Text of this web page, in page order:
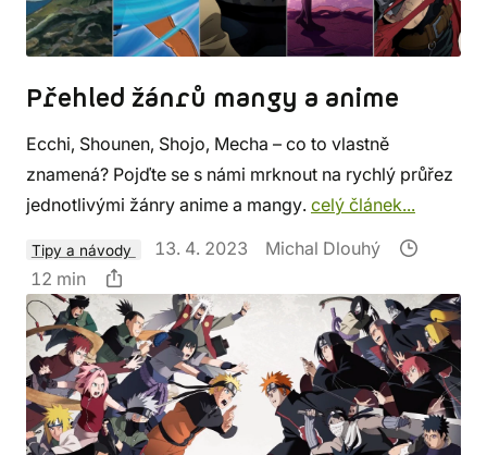
Přehled žánrů mangy a anime
Ecchi, Shounen, Shojo, Mecha – co to vlastně
znamená? Pojďte se s námi mrknout na rychlý průřez
jednotlivými žánry anime a mangy. celý článek...
Tipy a návody 13. 4. 2023
Michal Dlouhý
12 min